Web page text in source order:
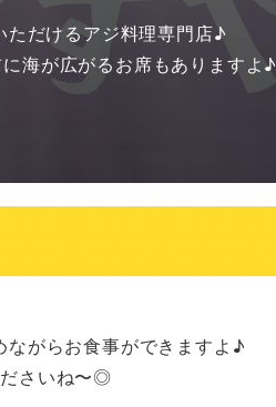
ただけるアジ料理専門店♪
海が広がるお席もありますよ♪
ながらお食事ができますよ♪
さいね〜◎